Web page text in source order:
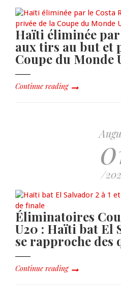
Haïti éliminée par
aux tirs au but et
Coupe du Monde
Continue reading
/
Éliminatoires
U20 : Haïti bat El
se rapproche des
Continue reading